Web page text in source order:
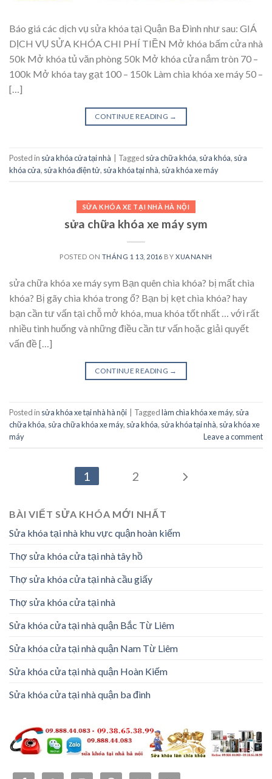
Báo giá các dịch vụ sửa khóa tại Quận Ba Đình như sau: GIÁ
DỊCH VỤ SỬA KHÓA CHI PHÍ TIỀN Mở khóa bấm cửa nhà
50k Mở khóa tủ văn phòng 50k Mở khóa cửa nắm tròn 70 –
100k Mở khóa tay gạt 100 – 150k Làm chìa khóa xe máy 50 –
[…]
CONTINUE READING →
Posted in sửa khóa cửa tại nhà Tagged sửa chữa khóa, sửa khóa, sửa
khóa cửa, sửa khóa điện tử, sửa khóa tại nhà, sửa khóa xe máy
SỬA KHÓA XE TẠI NHÀ HÀ NỘI
sửa chữa khóa xe máy sym
POSTED ON THÁNG 1 13, 2016 BY XUANANH
sửa chữa khóa xe máy sym Bạn quên chìa khóa? bị mất chìa
khóa? Bị gãy chìa khóa trong ổ? Bạn bị kẹt chìa khóa? hay
bạn cần tư vấn tại chỗ mở khóa, mua khóa tốt nhất … với rất
nhiều tình huống và những điều cần tư vấn hoặc giải quyết
vấn đề […]
CONTINUE READING →
Posted in sửa khóa xe tại nhà hà nội Taggedlàm chìa khóa xe máy, sửa
chữa khóa, sửa chữa khóa xe máy, sửa khóa, sửa khóa tại nhà, sửa khóa xe
máy
Leave a comment
1 2
BÀI VIẾT SỬA KHÓA MỚI NHẤT
Sửa khóa tại nhà khu vực quận hoàn kiếm
Thợ sửa khóa cửa tại nhà tây hồ
Thợ sửa khóa cửa tại nhà cầu giấy
Thợ sửa khóa cửa tại nhà
Sửa khóa cửa tại nhà quận Bắc Từ Liêm
Sửa khóa cửa tại nhà quận Nam Từ Liêm
Sửa khóa cửa tại nhà quận Hoàn Kiếm
Sửa khóa cửa tại nhà quận ba đình